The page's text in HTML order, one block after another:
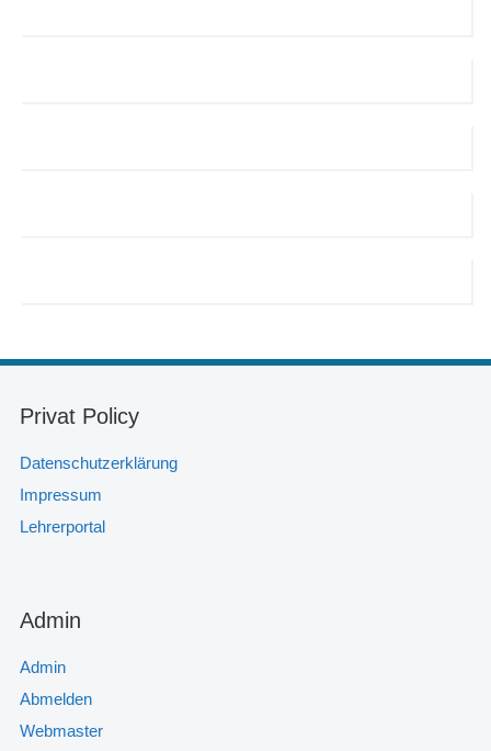
Privat Policy
Datenschutzerklärung
Impressum
Lehrerportal
Admin
Admin
Abmelden
Webmaster